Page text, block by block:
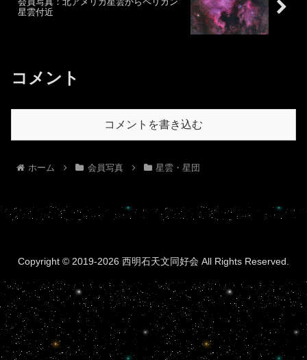
星雲付近
コメント
コメントを書き込む
ホーム 会員写真 星雲・星団
Copyright © 2019-2026 西明石天文同好会 All Rights Reserved.